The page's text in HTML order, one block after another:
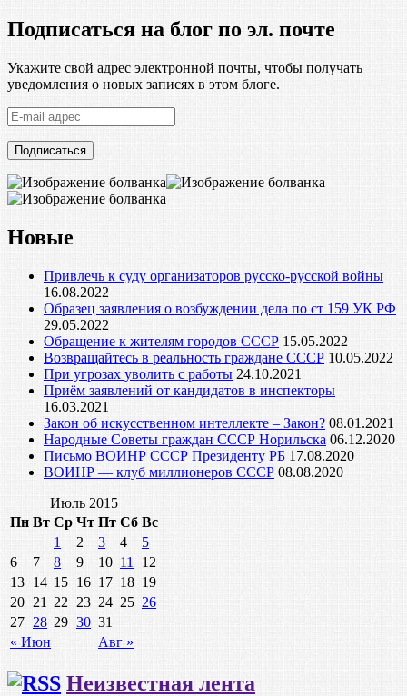
Подписаться на блог по эл. почте
Укажите свой адрес электронной почты, чтобы получать
уведомления о новых записях в этом блоге.
E-
mail
адрес
Новые
Привлечь к суду организаторов русско-русской войны
16.08.2022
Образец заявления о возбуждении дела по ст 159 УК РФ
29.05.2022
Обращение к жителям городов СССР 15.05.2022
Возвращайтесь в реальность граждане СССР 10.05.2022
При угрозах уволить с работы 24.10.2021
Приём заявлений от кандидатов в инспекторы
16.03.2021
Закон об искусственном интеллекте – Закон? 08.01.2021
Народные Советы граждан СССР Норильска 06.12.2020
Письмо ВОИНР СССР Президенту РБ 17.08.2020
ВОИНР — клуб миллионеров СССР 08.08.2020
Июль 2015
Пн Вт Ср Чт Пт Сб Вс
« Июн Авг »
1 2 3 4
5
6
7 8 9 10 11
12
13 14 15 16 17 18 19
20 21 22 23 24 25 26
27 28 29 30 31
Неизвестная лента